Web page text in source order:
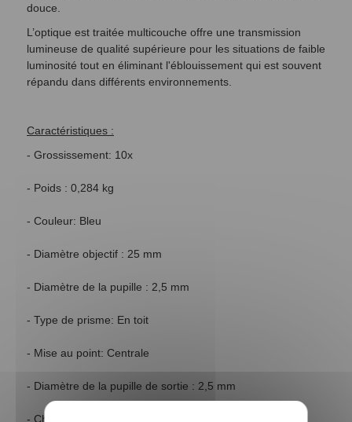
douce.
L’optique est traitée multicouche offre une transmission
lumineuse de qualité supérieure pour les situations de faible
luminosité tout en éliminant l'éblouissement qui est souvent
répandu dans différents environnements.
Caractéristiques :
- Grossissement: 10x
- Poids : 0,284 kg
- Couleur: Bleu
- Diamètre objectif : 25 mm
- Diamètre de la pupille : 2,5 mm
- Type de prisme: En toit
- Mise au point: Centrale
- Diamètre de la pupille de sortie : 2,5 mm
- Champs de vision a 1000m :